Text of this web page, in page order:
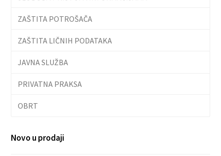
ZAŠTITA POTROŠAČA
ZAŠTITA LIČNIH PODATAKA
JAVNA SLUŽBA
PRIVATNA PRAKSA
OBRT
Novo u prodaji